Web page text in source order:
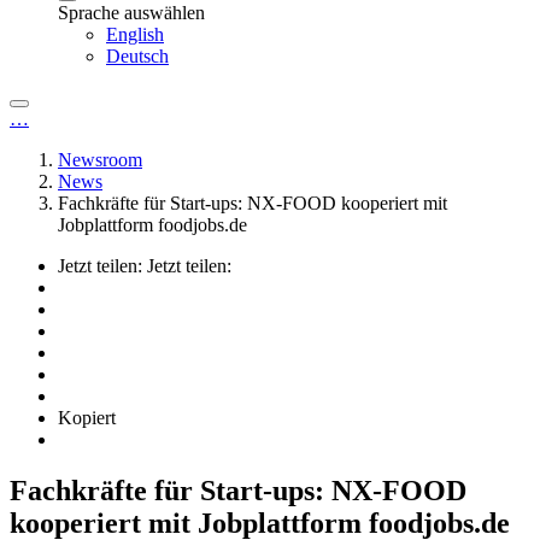
Sprache auswählen
English
Deutsch
…
Newsroom
News
Fachkräfte für Start-ups: NX-FOOD kooperiert mit
Jobplattform foodjobs.de
Jetzt teilen: Jetzt teilen:
Kopiert
Fachkräfte für Start-ups: NX-FOOD
kooperiert mit Jobplattform foodjobs.de